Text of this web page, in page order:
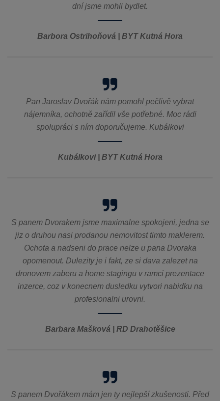
dní jsme mohli bydlet.
Barbora Ostrihoňová | BYT Kutná Hora
Pan Jaroslav Dvořák nám pomohl pečlivě vybrat
nájemníka, ochotně zařídil vše potřebné. Moc rádi
spolupráci s ním doporučujeme. Kubálkovi
Kubálkovi | BYT Kutná Hora
S panem Dvorakem jsme maximalne spokojeni, jedna se
jiz o druhou nasi prodanou nemovitost timto maklerem.
Ochota a nadseni do prace nelze u pana Dvoraka
opomenout. Dulezity je i fakt, ze si dava zalezet na
dronovem zaberu a home stagingu v ramci prezentace
inzerce, coz v konecnem dusledku vytvori nabidku na
profesionalni urovni.
Barbara Mašková | RD Drahotěšice
S panem Dvořákem mám jen ty nejlepší zkušenosti. Před